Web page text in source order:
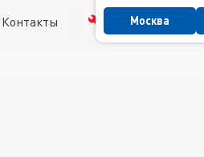
Москва
Контакты Сервис